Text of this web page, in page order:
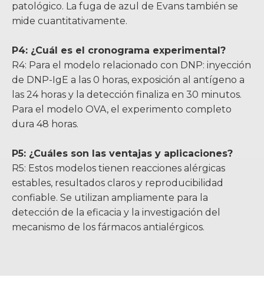
patológico. La fuga de azul de Evans también se
mide cuantitativamente.
P4: ¿Cuál es el cronograma experimental?
R4: Para el modelo relacionado con DNP: inyección
de DNP-IgE a las 0 horas, exposición al antígeno a
las 24 horas y la detección finaliza en 30 minutos.
Para el modelo OVA, el experimento completo
dura 48 horas.
P5: ¿Cuáles son las ventajas y aplicaciones?
R5: Estos modelos tienen reacciones alérgicas
estables, resultados claros y reproducibilidad
confiable. Se utilizan ampliamente para la
detección de la eficacia y la investigación del
mecanismo de los fármacos antialérgicos.